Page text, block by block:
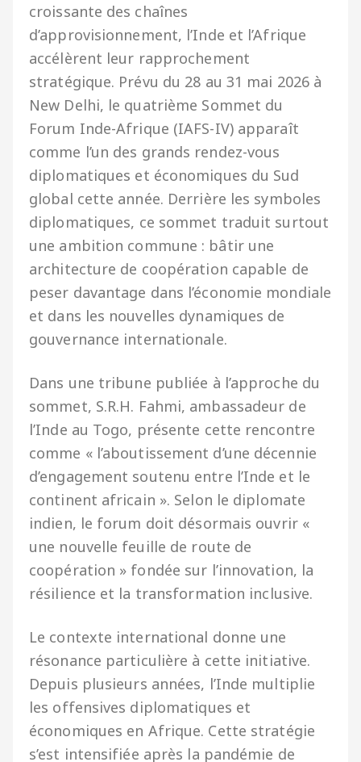
croissante des chaînes
d’approvisionnement, l’Inde et l’Afrique
accélèrent leur rapprochement
stratégique. Prévu du 28 au 31 mai 2026 à
New Delhi, le quatrième Sommet du
Forum Inde-Afrique (IAFS-IV) apparaît
comme l’un des grands rendez-vous
diplomatiques et économiques du Sud
global cette année. Derrière les symboles
diplomatiques, ce sommet traduit surtout
une ambition commune : bâtir une
architecture de coopération capable de
peser davantage dans l’économie mondiale
et dans les nouvelles dynamiques de
gouvernance internationale.
Dans une tribune publiée à l’approche du
sommet, S.R.H. Fahmi, ambassadeur de
l’Inde au Togo, présente cette rencontre
comme « l’aboutissement d’une décennie
d’engagement soutenu entre l’Inde et le
continent africain ». Selon le diplomate
indien, le forum doit désormais ouvrir «
une nouvelle feuille de route de
coopération » fondée sur l’innovation, la
résilience et la transformation inclusive.
Le contexte international donne une
résonance particulière à cette initiative.
Depuis plusieurs années, l’Inde multiplie
les offensives diplomatiques et
économiques en Afrique. Cette stratégie
s’est intensifiée après la pandémie de